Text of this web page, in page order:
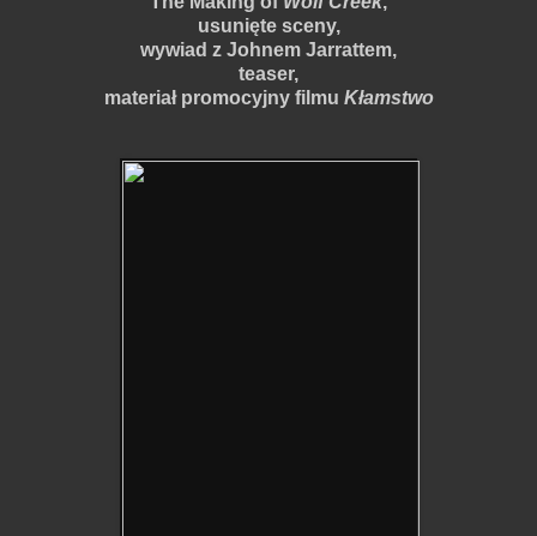
usunięte sceny,
wywiad z Johnem Jarrattem,
teaser,
materiał promocyjny filmu Kłamstwo